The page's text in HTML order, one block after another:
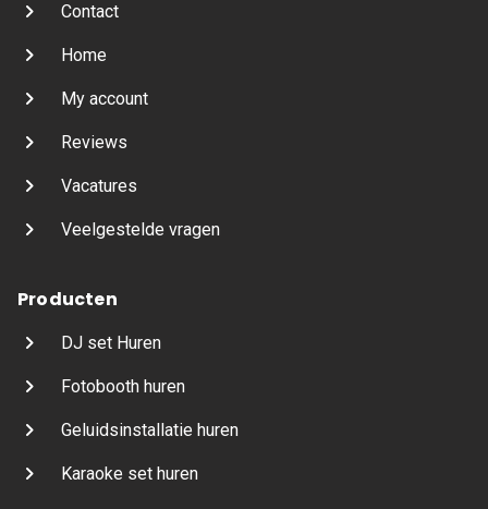
Contact
Home
My account
Reviews
Vacatures
Veelgestelde vragen
Producten
DJ set Huren
Fotobooth huren
Geluidsinstallatie huren
Karaoke set huren